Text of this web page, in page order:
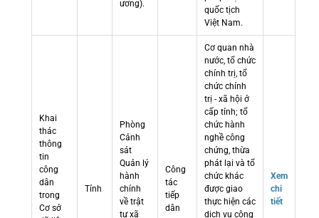
ương).
quốc tịch
Việt Nam.
Khai
thác
thông
tin
công
dân
trong
Cơ sở
Tỉnh
Phòng
Cảnh
sát
Quản lý
hành
chính
về trật
tự xã
Công
tác
tiếp
dân
Cơ quan nhà
nước, tổ chức
chính trị, tổ
chức chính
trị - xã hội ở
cấp tỉnh; tổ
chức hành
nghề công
chứng, thừa
phát lại và tổ
chức khác
được giao
thực hiện các
dịch vụ công
Xem
chi
tiết